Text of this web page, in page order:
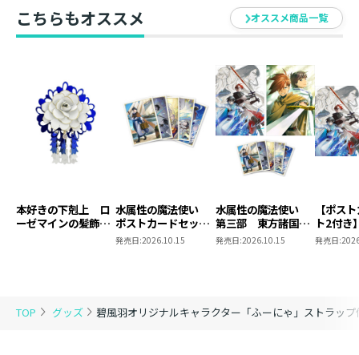
TOP グッズ 碧風羽オリジナルキャラクター「ふーにゃ」ストラッ
こちらもオススメ オススメ商品一覧
本好きの下剋上 ロ
ーゼマインの髪飾り
水属性の魔法使い
ポストカードセット
2
発売日:2026.10.15
水属性の魔法使い
第三部 東方諸国編
8 同時発売まとめ
発売日:2026.10.15
【ポス
ト2付き
魔法使
発売日: